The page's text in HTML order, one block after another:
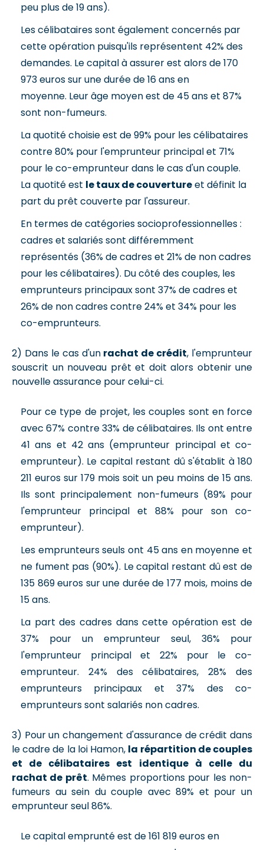
peu plus de 19 ans).
Les célibataires sont également concernés par
cette opération puisqu'ils représentent 42% des
demandes. Le capital à assurer est alors de 170
973 euros sur une durée de 16 ans en
moyenne. Leur âge moyen est de 45 ans et 87%
sont non-fumeurs.
La quotité choisie est de 99% pour les célibataires
contre 80% pour l'emprunteur principal et 71%
pour le co-emprunteur dans le cas d'un couple.
La quotité est le taux de couvertureet définit la
part du prêt couverte par l'assureur.
En termes de catégories socioprofessionnelles :
cadres et salariés sont différemment
représentés (36% de cadres et 21% de non cadres
pour les célibataires). Du côté des couples, les
emprunteurs principaux sont 37% de cadres et
26% de non cadres contre 24% et 34% pour les
co-emprunteurs.
2) Dans le cas d'un rachat de crédit, l'emprunteur
souscrit un nouveau prêt et doit alors obtenir une
nouvelle assurance pour celui-ci.
Pour ce type de projet, les couples sont en force
avec 67% contre 33% de célibataires. Ils ont entre
41 ans et 42 ans (emprunteur principal et co-
emprunteur). Le capital restant dû s'établit à 180
211 euros sur 179 mois soit un peu moins de 15 ans.
Ils sont principalement non-fumeurs (89% pour
l'emprunteur principal et 88% pour son co-
emprunteur).
Les emprunteurs seuls ont 45 ans en moyenne et
ne fument pas (90%). Le capital restant dû est de
135 869 euros sur une durée de 177 mois, moins de
15 ans.
La part des cadres dans cette opération est de
37% pour un emprunteur seul, 36% pour
l'emprunteur principal et 22% pour le co-
emprunteur. 24% des célibataires, 28% des
emprunteurs principaux et 37% des co-
emprunteurs sont salariés non cadres.
3) Pour un changement d'assurance de crédit dans
le cadre de la loi Hamon, la répartition de couples
et de célibataires est identique à celle du
rachat de prêt. Mêmes proportions pour les non-
fumeurs au sein du couple avec 89% et pour un
emprunteur seul 86%.
Le capital emprunté est de 161 819 euros en